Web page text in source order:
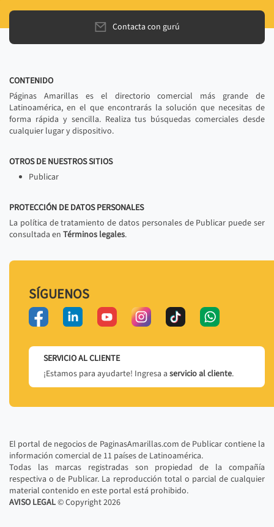
Contacta con gurú
CONTENIDO
Páginas Amarillas es el directorio comercial más grande de
Latinoamérica, en el que encontrarás la solución que necesitas de
forma rápida y sencilla. Realiza tus búsquedas comerciales desde
cualquier lugar y dispositivo.
OTROS DE NUESTROS SITIOS
Publicar
PROTECCIÓN DE DATOS PERSONALES
La política de tratamiento de datos personales de Publicar puede ser
consultada en Términos legales.
SÍGUENOS
SERVICIO AL CLIENTE
¡Estamos para ayudarte! Ingresa a servicio al cliente.
El portal de negocios de PaginasAmarillas.com de Publicar contiene la
información comercial de 11 países de Latinoamérica.
Todas las marcas registradas son propiedad de la compañía
respectiva o de Publicar. La reproducción total o parcial de cualquier
material contenido en este portal está prohibido.
AVISO LEGAL© Copyright2026